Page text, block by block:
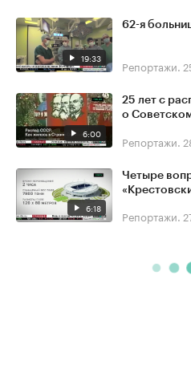
19:33
62-я
Репортажи.
6:00
25 лет с
о
Репортажи.
6:18
Четыре
Репортажи.